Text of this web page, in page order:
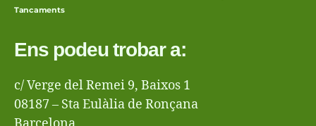
Tancaments
Ens podeu trobar a:
c/ Verge del Remei 9, Baixos 1
08187 – Sta Eulàlia de Ronçana